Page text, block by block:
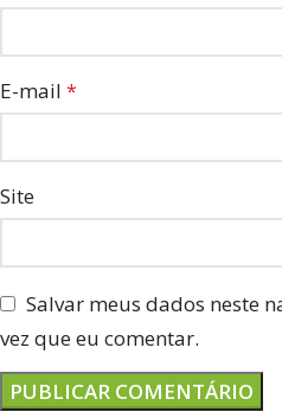
E-mail *
Site
Salvar meus dados neste
vez que eu comentar.